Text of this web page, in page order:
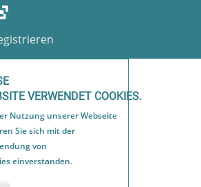
VERWENDET COOKIES.
Nutzung unserer Webseite
Sie sich mit der
von
einverstanden.